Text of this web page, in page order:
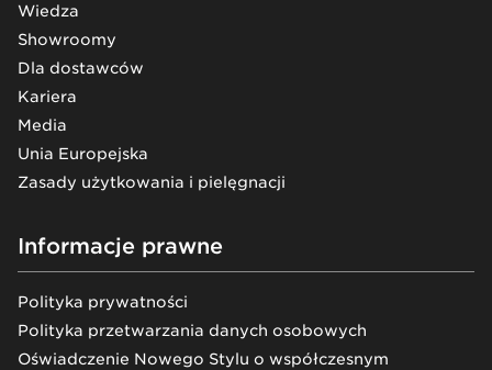
Wiedza
Showroomy
Dla dostawców
Kariera
Media
Unia Europejska
Zasady użytkowania i pielęgnacji
Informacje prawne
Polityka prywatności
Polityka przetwarzania danych osobowych
Oświadczenie Nowego Stylu o współczesnym